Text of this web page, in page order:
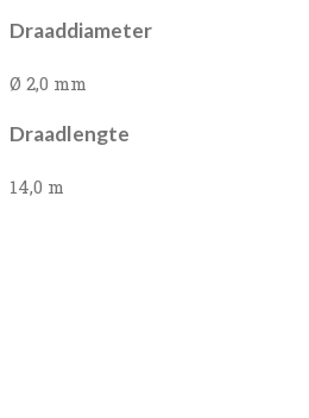
Draaddiameter
Ø 2,0 mm
Draadlengte
14,0 m